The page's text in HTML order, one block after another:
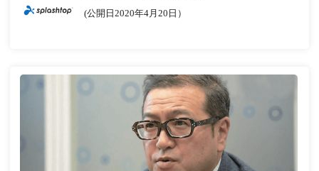
(公開日2020年4月20日）